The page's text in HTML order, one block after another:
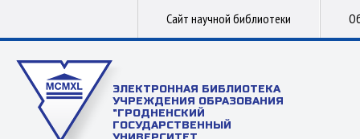
Сайт научной библиотеки
ЭЛЕКТРОННАЯ БИБЛИОТЕКА
УЧРЕЖДЕНИЯ ОБРАЗОВАНИЯ
"ГРОДНЕНСКИЙ
ГОСУДАРСТВЕННЫЙ